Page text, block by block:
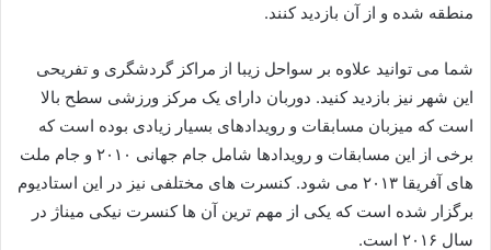
منطقه شده و از آن بازدید کنند.
شما می توانید علاوه بر سواحل زیبا از مراکز گردشگری و تفریحی
این شهر نیز بازدید کنید. دوربان دارای یک مرکز ورزشی سطح بالا
است که میزبان مسابقات و رویدادهای بسیار زیادی بوده است که
برخی از این مسابقات و رویدادها شامل جام جهانی ۲۰۱۰ و جام ملت
های آفریقا ۲۰۱۳ می شود. کنسرت های مختلفی نیز در این استادیوم
برگزار شده است که یکی از مهم ترین آن ها کنسرت نیکی میناژ در
سال ۲۰۱۶ است.